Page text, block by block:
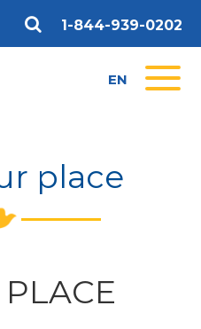
1-844-939-0202
EN
place